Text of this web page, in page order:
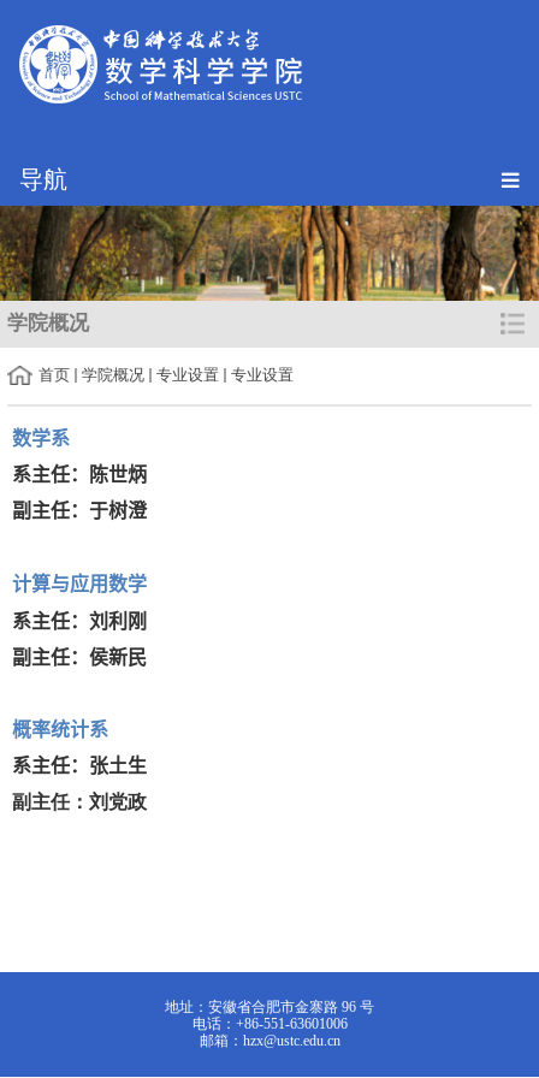
导航
学院概况
首页 学院概况 专业设置 专业设置
数学系
系主任：陈世炳
副主任：于树澄
计算与应用数学
系主任：刘利刚
副主任：侯新民
概率统计系
系主任：张土生
副主任：刘党政
地址：安徽省合肥市金寨路 96 号
电话：+86-551-63601006
邮箱：hzx@ustc.edu.cn